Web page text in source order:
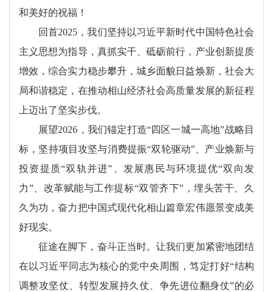
和美好的祝福！
回首2025，我们坚持以习近平新时代中国特色社会
主义思想为指导，真抓实干、砥砺前行，产业创新提质
增效，综合实力稳步攀升，城乡面貌日益焕新，社会大
局和谐稳定，在推动相山经济社会高质量发展的新征程
上迈出了坚实步伐。
展望2026，我们锚定打造“四区一城一高地”战略目
标，坚持项目攻坚与消费提振“双轮驱动”、产业焕新与
投资提质“双轨并进”、发展惠民与环境提优“双向发
力”、改革赋能与工作提标“双管齐下”，埋头苦干、久
久为功，奋力把中国式现代化相山篇章宏伟愿景变成美
好现实。
征途在脚下，奋斗正当时。让我们更加紧密地团结
在以习近平同志为核心的党中央周围，笃定打好“结构
调整攻坚仗、转型发展持久仗、争先进位翻身仗”的必